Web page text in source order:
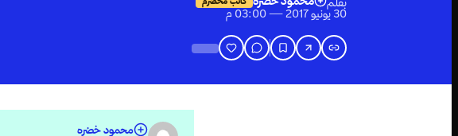
30 يونيو 2017 — 03:00 م
محمود خضره